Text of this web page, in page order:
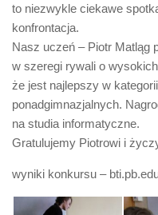
to niezwykle ciekawe
konfrontacja.
Nasz uczeń – Piotr Matląg
w szeregi rywali o
że jest najlepszy w
ponadgimnazjalnych.
na studia informatyczne.
Gratulujemy Piotrowi i
wyniki konkursu –